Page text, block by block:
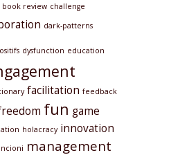
book review challenge
dark-patterns
dysfunction education
facilitation feedback
fun game
holacracy innovation
management